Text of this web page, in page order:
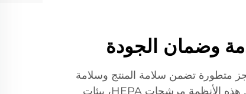
وضمان الجودة
متطورة تضمن سلامة المنتج وسلامة
المشغل طوال عملية التعبئة. تتضمن هذه الأنظمة مرشحات HEPA، بيئات